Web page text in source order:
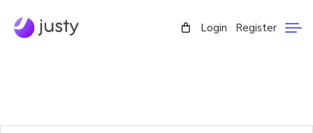
Login Register